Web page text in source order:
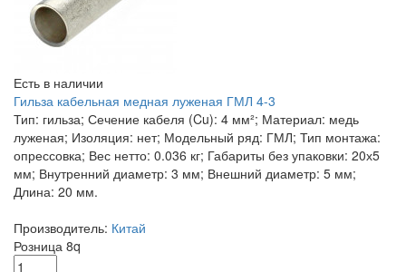
Есть в наличии
Гильза кабельная медная луженая ГМЛ 4-3
Тип: гильза; Сечение кабеля (Cu): 4 мм²; Материал: медь
луженая; Изоляция: нет; Модельный ряд: ГМЛ; Тип монтажа:
опрессовка; Вес нетто: 0.036 кг; Габариты без упаковки: 20х5
мм; Внутренний диаметр: 3 мм; Внешний диаметр: 5 мм;
Длина: 20 мм.
Производитель: Китай
Розница 8q